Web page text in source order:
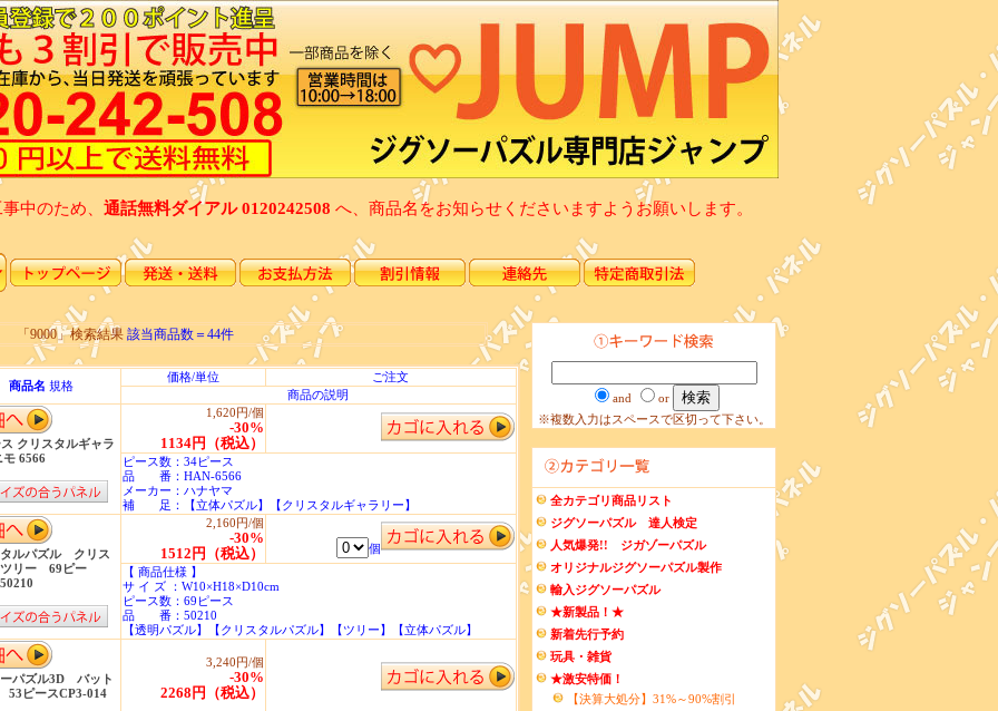
中のため、 通話無料ダイアル 0120242508 へ、商品名をお知らせくださいますようお願いします。
「9000」検索結果 該当商品数＝44件
商品名 規格
価格/単位
ご注文
商品の説明
クリスタルギャラ
6566
1,620円/個
-30%
1134円（税込）
ピース数：34ピース
品 番：HAN-6566
メーカー：ハナヤマ
補 足：【立体パズル】【クリスタルギャラリー】
ルパズル クリス
リー 69ピー
2,160円/個
-30%
1512円（税込）
個
【 商品仕様 】
サ イ ズ ：W10×H18×D10cm
ピース数：69ピース
品 番：50210
【透明パズル】【クリスタルパズル】【ツリー】【立体パズル】
パズル3D バット
ピースCP3-014
3,240円/個
-30%
2268円（税込）
and
or
※複数入力はスペースで区切って下さい。
全カテゴリ商品リスト
ジグソーパズル 達人検定
人気爆発!! ジガゾーパズル
オリジナルジグソーパズル製作
輸入ジグソーパズル
★新製品！★
新着先行予約
玩具・雑貨
★激安特価！
【決算大処分】31%～90%割引